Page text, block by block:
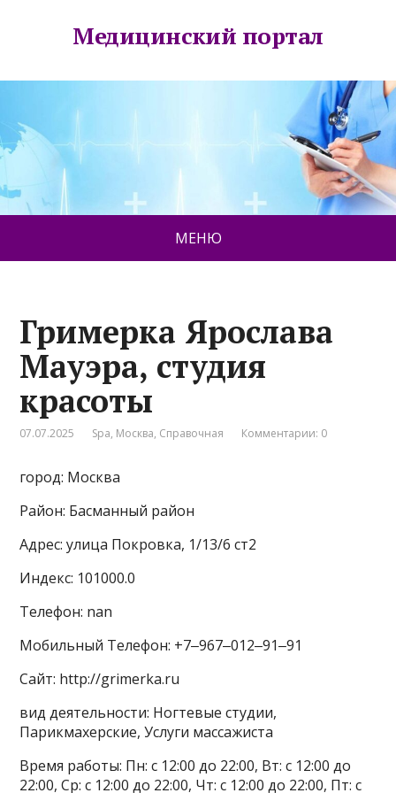
Медицинский портал
МЕНЮ
Гримерка Ярослава
Мауэра, студия
красоты
07.07.2025 Spa, Москва, Справочная Комментарии: 0
город: Москва
Район: Басманный район
Адрес: улица Покровка, 1/13/6 ст2
Индекс: 101000.0
Телефон: nan
Мобильный Телефон: +7‒967‒012‒91‒91
Сайт: http://grimerka.ru
вид деятельности: Ногтевые студии,
Парикмахерские, Услуги массажиста
Время работы: Пн: с 12:00 до 22:00, Вт: с 12:00 до
22:00, Ср: с 12:00 до 22:00, Чт: с 12:00 до 22:00, Пт: с